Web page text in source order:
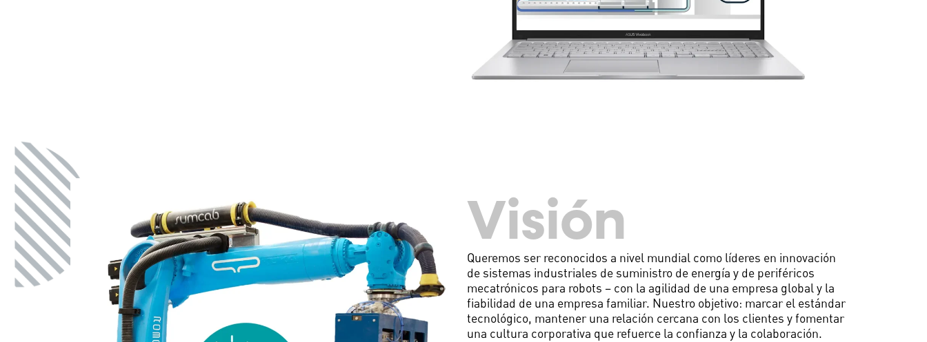
Visión
Queremos ser reconocidos a nivel mundial como líderes en innovación
de sistemas industriales de suministro de energía y de periféricos
mecatrónicos para robots – con la agilidad de una empresa global y la
fiabilidad de una empresa familiar. Nuestro objetivo: marcar el estándar
tecnológico, mantener una relación cercana con los clientes y fomentar
una cultura corporativa que refuerce la confianza y la colaboración.